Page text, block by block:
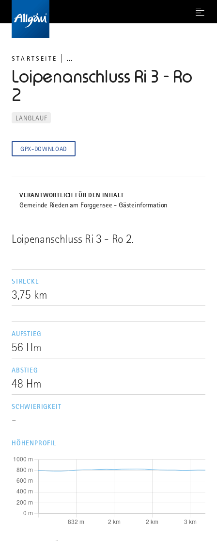
Menu
STARTSEITE ...
Loipenanschluss Ri 3 - Ro
2
Loipenanschluss Ri 3 - Ro 2.
STRECKE
3,75 km
AUFSTIEG
56 Hm
ABSTIEG
48 Hm
SCHWIERIGKEIT
-
HÖHENPROFIL
LANGLAUF
GPX-DOWNLOAD
VERANTWORTLICH FÜR DEN INHALT
Gemeinde Rieden am Forggensee - Gästeinformation